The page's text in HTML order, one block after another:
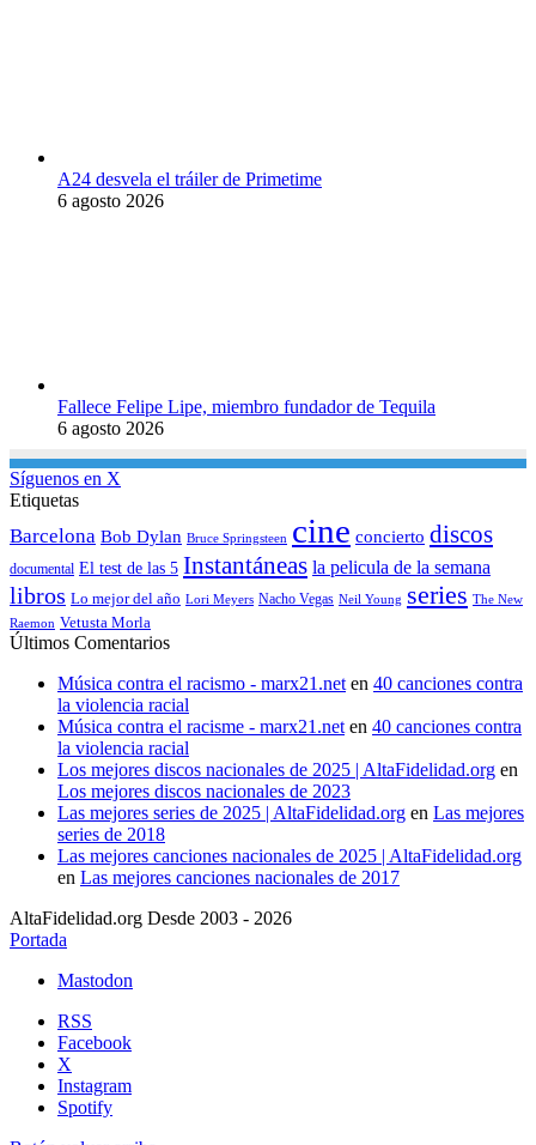
A24 desvela el tráiler de Primetime
6 agosto 2026
Fallece Felipe Lipe, miembro fundador de Tequila
6 agosto 2026
Síguenos en X
Etiquetas
Barcelona Bob Dylan Bruce Springsteen cine concierto discos
documental El test de las 5 Instantáneas la pelicula de la semana
libros Lo mejor del año Lori Meyers Nacho Vegas Neil Young series The New
Raemon Vetusta Morla
Últimos Comentarios
Música contra el racismo - marx21.neten 40 canciones contra
la violencia racial
Música contra el racisme - marx21.neten 40 canciones contra
la violencia racial
Los mejores discos nacionales de 2025 | AltaFidelidad.org en
Los mejores discos nacionales de 2023
Las mejores series de 2025 | AltaFidelidad.org en Las mejores
series de 2018
Las mejores canciones nacionales de 2025 | AltaFidelidad.org
en Las mejores canciones nacionales de 2017
AltaFidelidad.org Desde 2003 - 2026
Portada
Mastodon
RSS
Facebook
X
Instagram
Spotify